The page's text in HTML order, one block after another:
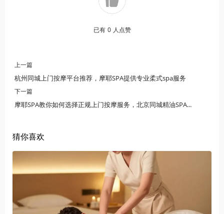
已有 0 人点赞
上一篇
杭州同城上门按摩平台推荐，摩耶SPA提供专业柔式spa服务
下一篇
摩耶SPA教你如何选择正规上门按摩服务，北京同城精油SPA安全指南
猜你喜欢